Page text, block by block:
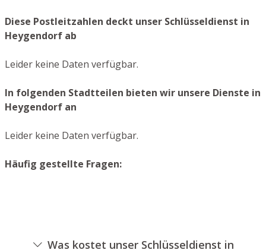
Diese Postleitzahlen deckt unser Schlüsseldienst in
Heygendorf ab
Leider keine Daten verfügbar.
In folgenden Stadtteilen bieten wir unsere Dienste in
Heygendorf an
Leider keine Daten verfügbar.
Häufig gestellte Fragen:
Was kostet unser Schlüsseldienst in